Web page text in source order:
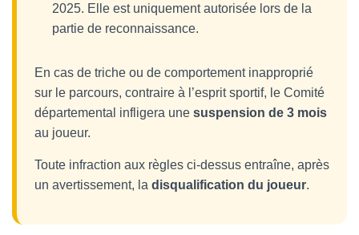
2025. Elle est uniquement autorisée lors de la
partie de reconnaissance.
En cas de triche ou de comportement inapproprié
sur le parcours, contraire à l’esprit sportif, le Comité
départemental infligera une suspension de 3 mois
au joueur.
Toute infraction aux règles ci-dessus entraîne, après
un avertissement, la disqualification du joueur.